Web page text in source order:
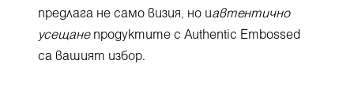
предлага не само визия, но иавтентично
усещанепродуктите с Authentic Embossed
са вашият избор.